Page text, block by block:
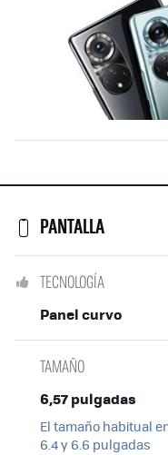
PANTALLA
TECNOLOGÍA
Panel curvo
TAMAÑO
6,57 pulgadas
El tamaño habitual
6.4 y 6.6 pulgadas